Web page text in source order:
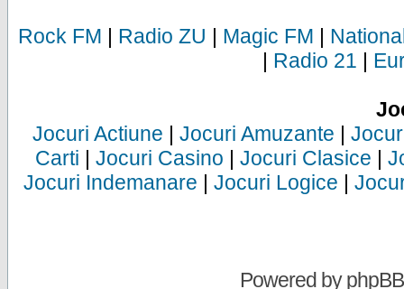
Rock FM | Radio ZU | Magic FM |
| Radio 21 |
Jocuri Actiune | Jocuri Amuzante |
Carti | Jocuri Casino | Jocuri Clasice |
Jocuri Indemanare | Jocuri Logice |
Powered byphpBB